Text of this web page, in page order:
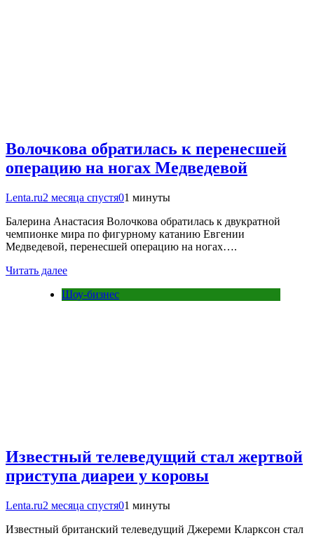
Волочкова обратилась к перенесшей
операцию на ногах Медведевой
Lenta.ru2 месяца спустя01 минуты
Балерина Анастасия Волочкова обратилась к двукратной
чемпионке мира по фигурному катанию Евгении
Медведевой, перенесшей операцию на ногах….
Читать далее
Шоу-бизнес
Известный телеведущий стал жертвой
приступа диареи у коровы
Lenta.ru2 месяца спустя01 минуты
Известный британский телеведущий Джереми Кларксон стал